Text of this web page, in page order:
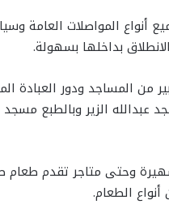
أنواع المواصلات العامة
بداخلها بسهولة.
من المساجد ودور العبادة
عبدالله الزير وبالطبع
وحتى متاجر تقدم
الطعام.